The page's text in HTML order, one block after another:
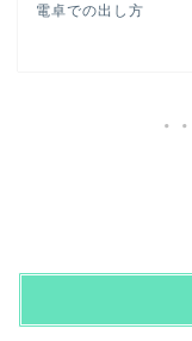
電卓での出し方